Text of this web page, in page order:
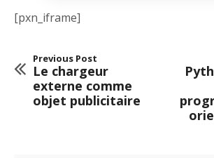
[pxn_iframe]
Previous Post
Le chargeur
externe comme
objet publicitaire